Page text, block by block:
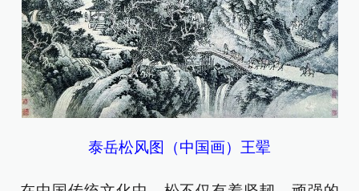
泰岳松风图（中国画）王翚